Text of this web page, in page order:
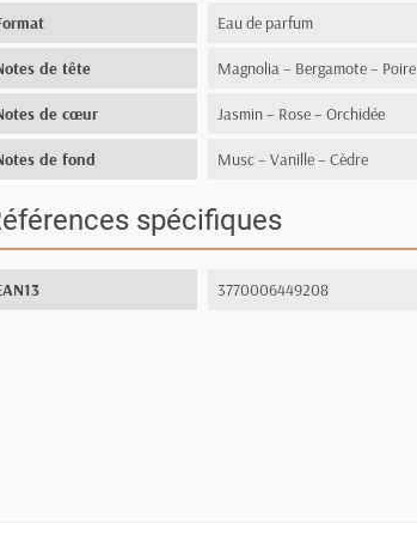
Eau de parfum
de tête Magnolia – Bergamote – Poire
de cœur Jasmin – Rose – Orchidée
de fond Musc – Vanille – Cèdre
spécifiques
3770006449208